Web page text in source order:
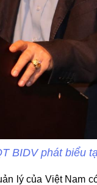
BIDV phát biểu
lý của Việt Nam